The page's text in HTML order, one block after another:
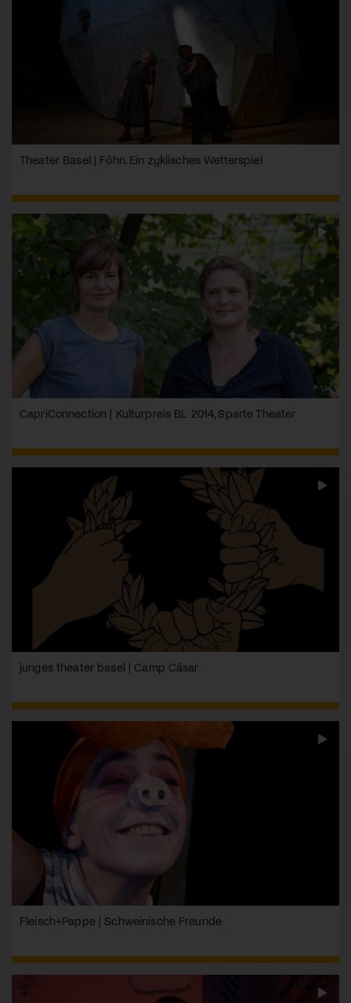
Theater Basel | Föhn. Ein zyklisches Wetterspiel
CapriConnection | Kulturpreis BL 2014, Sparte Theater
junges theater basel | Camp Cäsar
Fleisch+Pappe | Schweinische Freunde